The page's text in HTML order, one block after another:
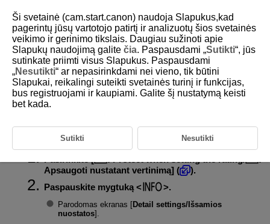
D388-156
Vaizdų apsaugojimas nustatant
vertinimą
apsaugojami po to, kai jie įvertinami.
Apsaugoti nustatant vertinimą] (
).
Paspauskite mygtuką
.
Parodomas ekranas [Detail settings/Išsamios
nuostatos].
Ši svetainė (cam.start.canon) naudoja Slapukus,kad
pagerintų jūsų vartotojo patirtį ir analizuotų šios svetainės
veikimo ir gerinimo tikslais. Daugiau sužinoti apie
Slapukų naudojimą galite čia. Paspausdami „Sutikti“, jūs
sutinkate priimti visus Slapukus. Paspausdami
„Nesutikti“ ar nepasirinkdami nei vieno, tik būtini
Slapukai, reikalingi suteikti svetainės turinį ir funkcijas,
bus registruojami ir kaupiami. Galite šį nustatymą keisti
bet kada.
Sutikti Nesutikti